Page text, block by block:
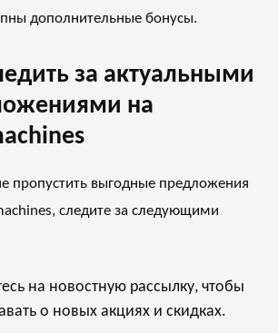
дополнительные бонусы.
за актуальными
на
пропустить выгодные предложения
следите за следующими
на новостную рассылку, чтобы
о новых акциях и скидках.